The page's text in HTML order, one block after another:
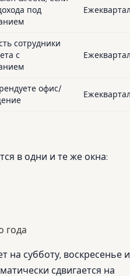
под
сотрудники
с
офис/
в одни и те же окна:
года
на субботу, воскресенье
сдвигается на